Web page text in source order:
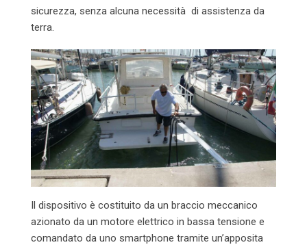
sicurezza, senza alcuna necessità di assistenza da
terra.
Il dispositivo è costituito da un braccio meccanico
azionato da un motore elettrico in bassa tensione e
comandato da uno smartphone tramite un’apposita